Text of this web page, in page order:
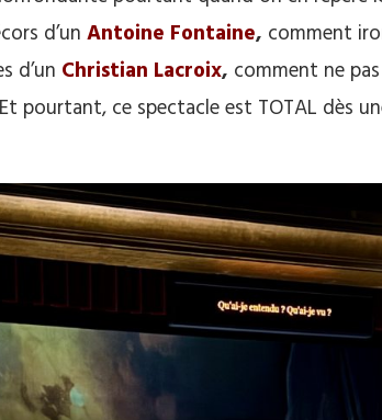
d’un Antoine Fontaine, comment
d’un Christian Lacroix, comment ne
pourtant, ce spectacle est TOTAL dès